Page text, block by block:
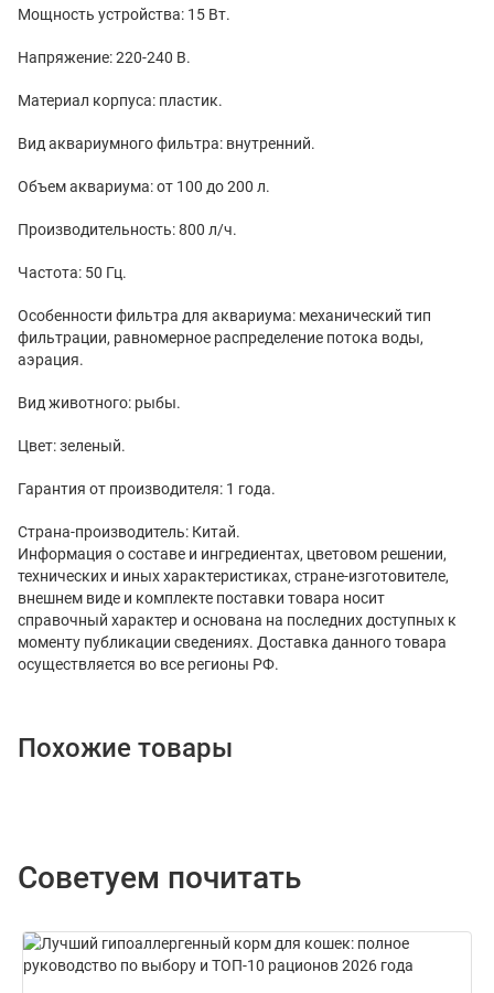
Мощность устройства: 15 Вт.
Напряжение: 220-240 В.
Материал корпуса: пластик.
Вид аквариумного фильтра: внутренний.
Объем аквариума: от 100 до 200 л.
Производительность: 800 л/ч.
Частота: 50 Гц.
Особенности фильтра для аквариума: механический тип
фильтрации, равномерное распределение потока воды,
аэрация.
Вид животного: рыбы.
Цвет: зеленый.
Гарантия от производителя: 1 года.
Страна-производитель: Китай.
Информация о составе и ингредиентах, цветовом решении,
технических и иных характеристиках, стране-изготовителе,
внешнем виде и комплекте поставки товара носит
справочный характер и основана на последних доступных к
моменту публикации сведениях. Доставка данного товара
осуществляется во все регионы РФ.
Похожие товары
Советуем почитать